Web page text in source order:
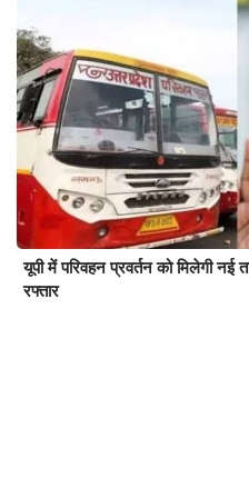
यूपी में परिवहन प्रवर्तन को मिलेगी नई
रफ्तार